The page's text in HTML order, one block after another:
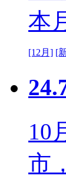
本
[12月] [
10
市